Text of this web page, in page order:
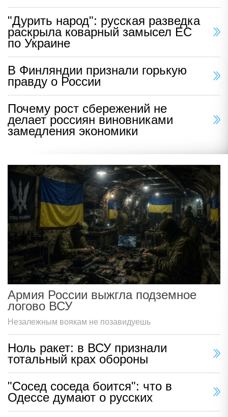
"Дурить народ": русская разведка
раскрыла коварный замысел ЕС
по Украине
В Финляндии признали горькую
правду о России
Почему рост сбережений не
делает россиян виновниками
замедления экономики
Армия России выжгла подземное
логово ВСУ
Незалежным воякам не позавидуешь
Ноль ракет: в ВСУ признали
тотальный крах обороны
"Сосед соседа боится": что в
Одессе думают о русских